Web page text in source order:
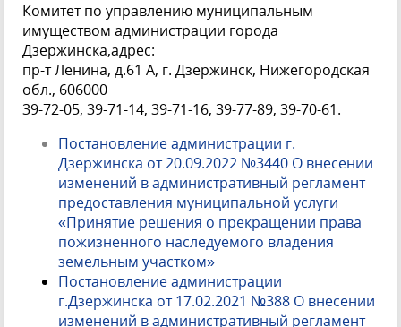
Комитет по управлению муниципальным
имуществом администрации города
Дзержинска,адрес:
пр-т Ленина, д.61 А, г. Дзержинск, Нижегородская
обл., 606000
39-72-05, 39-71-14, 39-71-16, 39-77-89, 39-70-61.
Постановление администрации г.
Дзержинска от 20.09.2022 №3440 О внесении
изменений в административный регламент
предоставления муниципальной услуги
«Принятие решения о прекращении права
пожизненного наследуемого владения
земельным участком»
Постановление администрации
г.Дзержинска от 17.02.2021 №388 О внесении
изменений в административный регламент